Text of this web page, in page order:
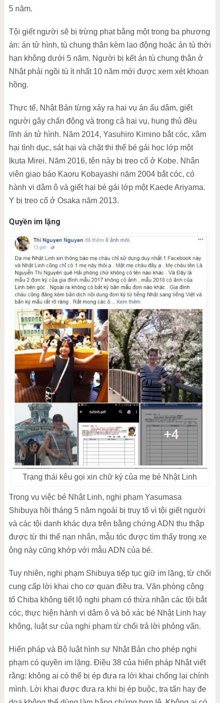
5 năm.
Tội giết người sẽ bị trừng phạt bằng một trong ba phương
án: án tử hình, tù chung thân kèm lao động hoặc án tù thời
hạn không dưới 5 năm. Người bị kết án tù chung thân ở
Nhật phải ngồi tù ít nhất 10 năm mới được xem xét khoan
hồng.
Thực tế, Nhật Bản từng xảy ra hai vụ án ấu dâm, giết
người gây chấn động và trong cả hai vụ, hung thủ đều
lĩnh án tử hình. Năm 2014, Yasuhiro Kimino bắt cóc, xâm
hại tình dục, sát hại và chặt thi thể bé gái học lớp một
Ikuta Mirei. Năm 2016, tên này bị treo cổ ở Kobe. Nhân
viên giao báo Kaoru Kobayashi năm 2004 bắt cóc, có
hành vi dâm ô và giết hại bé gái lớp một Kaede Ariyama.
Y bị treo cổ ở Osaka năm 2013.
Quyền im lặng
Trạng thái kêu gọi xin chữ ký của mẹ bé Nhật Linh
Trong vụ việc bé Nhật Linh, nghi phạm Yasumasa
Shibuya hồi tháng 5 năm ngoái bị truy tố vì tội giết người
và các tội danh khác dựa trên bằng chứng ADN thu thập
được từ thi thể nạn nhân, mẫu tóc được tìm thấy trong xe
ông này cũng khớp với mẫu ADN của bé.
Tuy nhiên, nghi phạm Shibuya tiếp tục giữ im lặng, từ chối
cung cấp lời khai cho cơ quan điều tra. Văn phòng công
tố Chiba không tiết lộ nghi phạm có thừa nhận các tội bắt
cóc, thực hiện hành vi dâm ô và bỏ xác bé Nhật Linh hay
không, luật sư của nghi phạm từ chối trả lời phỏng vấn.
Hiến pháp và Bộ luật hình sự Nhật Bản cho phép nghi
phạm có quyền im lặng. Điều 38 của hiến pháp Nhật viết
rằng: không ai có thể bị ép đưa ra lời khai chống lại chính
mình. Lời khai được đưa ra khi bị ép buộc, tra tấn hay đe